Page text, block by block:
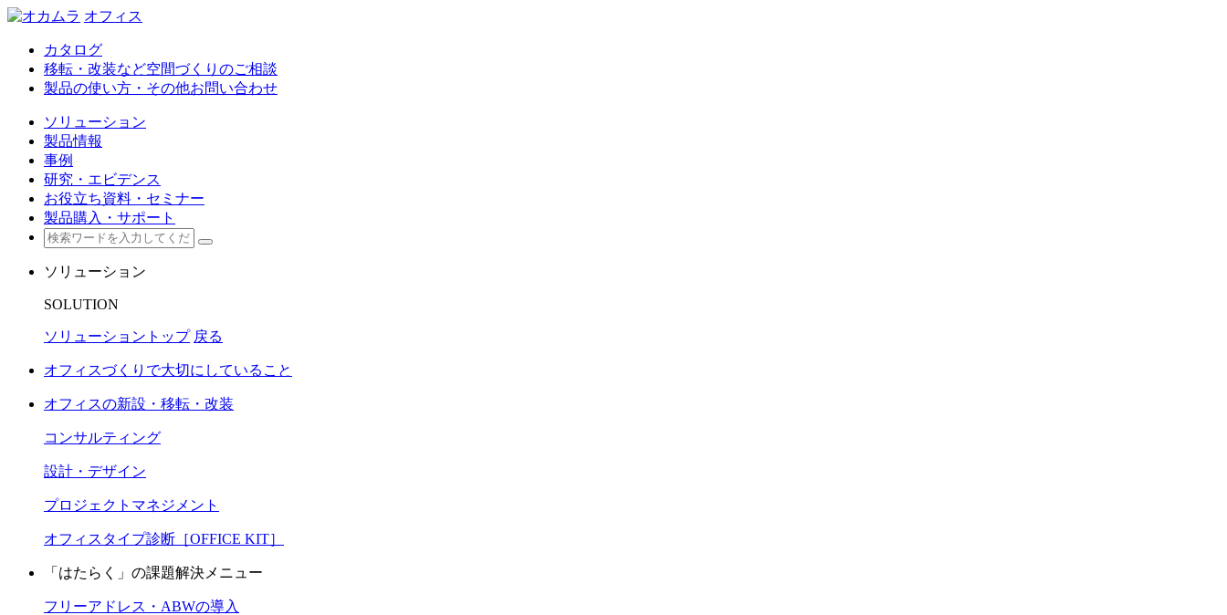
オフィス
カタログ
移転・改装など空間づくりのご相談
製品の使い方・その他お問い合わせ
ソリューション
製品情報
事例
研究・エビデンス
お役立ち資料・セミナー
製品購入・サポート
ソリューション
SOLUTION
ソリューショントップ 戻る
オフィスづくりで大切にしていること
オフィスの新設・移転・改装
コンサルティング
設計・デザイン
プロジェクトマネジメント
オフィスタイプ診断［OFFICE KIT］
「はたらく」の課題解決メニュー
フリーアドレス・ABWの導入